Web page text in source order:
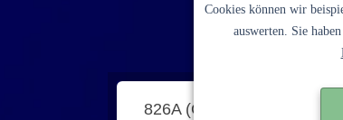
826A (CF310A schwarz)
Cookies können wir
auswerten. Sie